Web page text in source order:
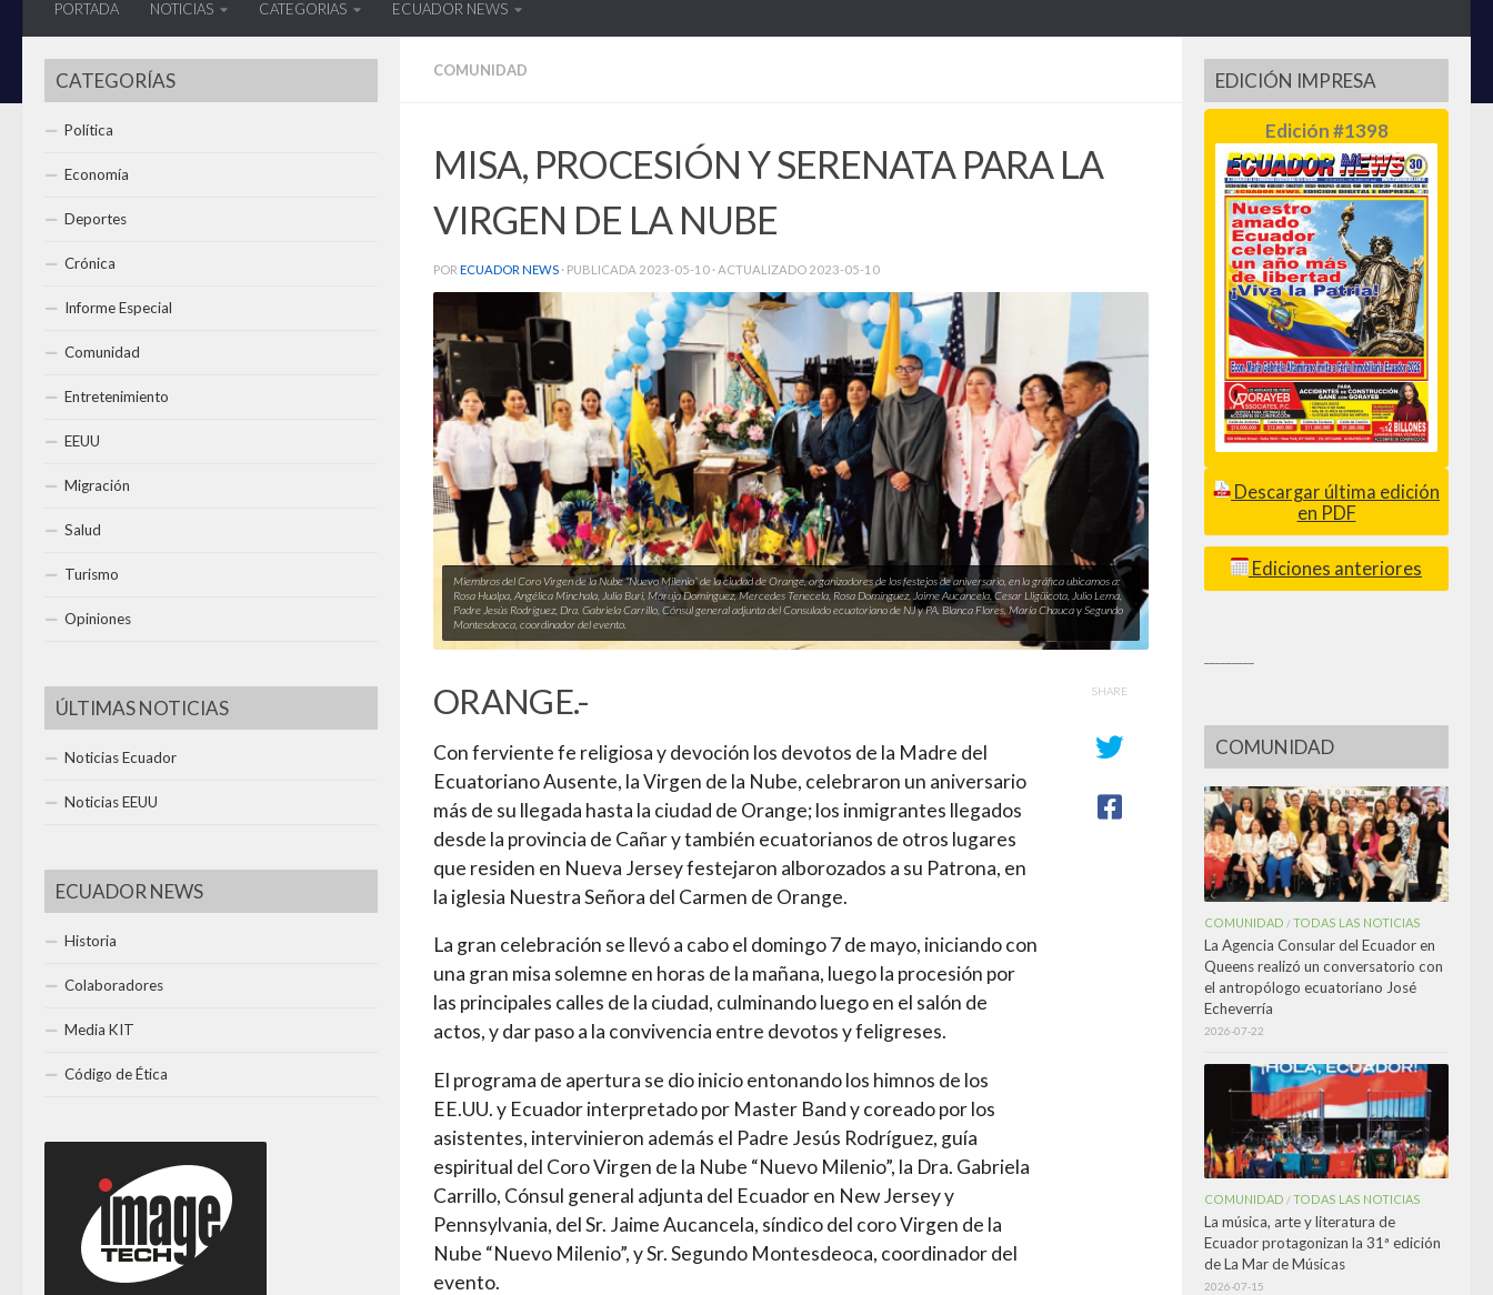
PORTADA NOTICIAS CATEGORIAS ECUADOR NEWS
COMUNIDAD
MISA, PROCESIÓN Y SERENATA PARA LA
VIRGEN DE LA NUBE
POR ECUADOR NEWS · PUBLICADA 2023-05-10 · ACTUALIZADO 2023-05-10
Miembros del Coro Virgen de la Nube “Nuevo Milenio” de la ciudad de Orange, organizadores de los festejos de aniversario, en la gráfica ubicamos a:
Rosa Hualpa, Angélica Minchala, Julia Buri, Maruja Domínguez, Mercedes Tenecela, Rosa Domínguez, Jaime Aucancela, Cesar Lligüicota, Julio Lema,
Padre Jesús Rodríguez, Dra. Gabriela Carrillo, Cónsul general adjunta del Consulado ecuatoriano de NJ y PA. Blanca Flores, María Chauca y Segundo
Montesdeoca, coordinador del evento.
ORANGE.-
Con ferviente fe religiosa y devoción los devotos de la Madre del
Ecuatoriano Ausente, la Virgen de la Nube, celebraron un aniversario
más de su llegada hasta la ciudad de Orange; los inmigrantes llegados
desde la provincia de Cañar y también ecuatorianos de otros lugares
que residen en Nueva Jersey festejaron alborozados a su Patrona, en
la iglesia Nuestra Señora del Carmen de Orange.
La gran celebración se llevó a cabo el domingo 7 de mayo, iniciando con
una gran misa solemne en horas de la mañana, luego la procesión por
las principales calles de la ciudad, culminando luego en el salón de
actos, y dar paso a la convivencia entre devotos y feligreses.
El programa de apertura se dio inicio entonando los himnos de los
EE.UU. y Ecuador interpretado por Master Band y coreado por los
asistentes, intervinieron además el Padre Jesús Rodríguez, guía
espiritual del Coro Virgen de la Nube “Nuevo Milenio”, la Dra. Gabriela
Carrillo, Cónsul general adjunta del Ecuador en New Jersey y
Pennsylvania, del Sr. Jaime Aucancela, síndico del coro Virgen de la
Nube “Nuevo Milenio”, y Sr. Segundo Montesdeoca, coordinador del
evento.
SHARE
CATEGORÍAS
Política
Economía
Deportes
Crónica
Informe Especial
Comunidad
Entretenimiento
EEUU
Migración
Salud
Turismo
Opiniones
ÚLTIMAS NOTICIAS
Noticias Ecuador
Noticias EEUU
ECUADOR NEWS
Historia
Colaboradores
Media KIT
Código de Ética
EDICIÓN IMPRESA
Edición #1398
Descargar última edición
en PDF
Ediciones anteriores
COMUNIDAD
COMUNIDAD /TODAS LAS NOTICIAS
La Agencia Consular del Ecuador en
Queens realizó un conversatorio con
el antropólogo ecuatoriano José
Echeverría
2026-07-22
COMUNIDAD /TODAS LAS NOTICIAS
La música, arte y literatura de
Ecuador protagonizan la 31ª edición
de La Mar de Músicas
2026-07-15